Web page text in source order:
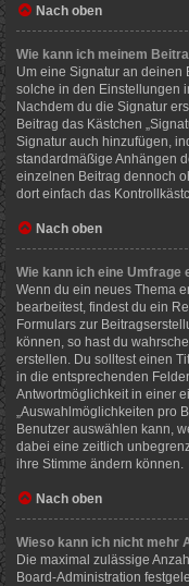
Nach oben
Wie kann ich meinem
Um eine Signatur an deinen
solche in den Einstellungen
Nachdem du die Signatur
Beitrag das Kästchen
Signatur auch hinzufügen,
standardmäßige Anhängen
einzelnen Beitrag dennoch
dort einfach das
Nach oben
Wie kann ich eine Umfrage
Wenn du ein neues Thema
bearbeitest, findest du ein
Formulars zur
können, so hast du
erstellen. Du solltest einen
in die entsprechenden
Antwortmöglichkeit in einer
„Auswahlmöglichkeiten pro
Benutzer auswählen kann,
dabei eine zeitlich
ihre Stimme ändern können.
Nach oben
Wieso kann ich nicht mehr
Die maximal zulässige
Board-Administration